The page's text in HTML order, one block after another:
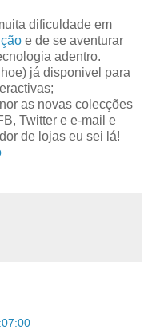
dificuldade em
e de se aventurar
adentro.
já disponivel para
as novas colecções
Twitter e e-mail e
de lojas eu sei lá!